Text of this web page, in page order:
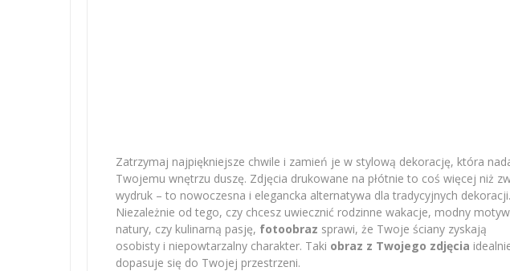
Zatrzymaj najpiękniejsze chwile i zamień je w stylową dekorację, która
Twojemu wnętrzu duszę. Zdjęcia drukowane na płótnie to coś więcej niż
wydruk – to nowoczesna i elegancka alternatywa dla tradycyjnych dekoracji.
Niezależnie od tego, czy chcesz uwiecznić rodzinne wakacje, modny motyw
natury, czy kulinarną pasję, fotoobraz sprawi, że Twoje ściany zyskają
osobisty i niepowtarzalny charakter. Taki obraz z Twojego zdjęcia
dopasuje się do Twojej przestrzeni.